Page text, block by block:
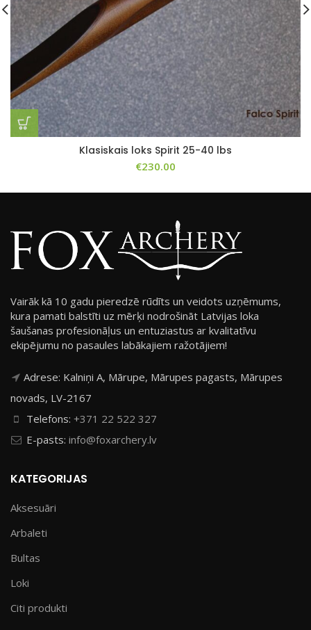
Klasiskais loks Spirit 25-40 lbs
€230.00
Vairāk kā 10 gadu pieredzē rūdīts un veidots uzņēmums,
kura pamati balstīti uz mērķi nodrošināt Latvijas loka
šaušanas profesionāļus un entuziastus ar kvalitatīvu
ekipējumu no pasaules labākajiem ražotājiem!
Adrese: Kalniņi A, Mārupe, Mārupes pagasts, Mārupes
novads, LV-2167
Telefons: +371 22 522 327
E-pasts: info@foxarchery.lv
KATEGORIJAS
Aksesuāri
Arbaleti
Bultas
Loki
Citi produkti